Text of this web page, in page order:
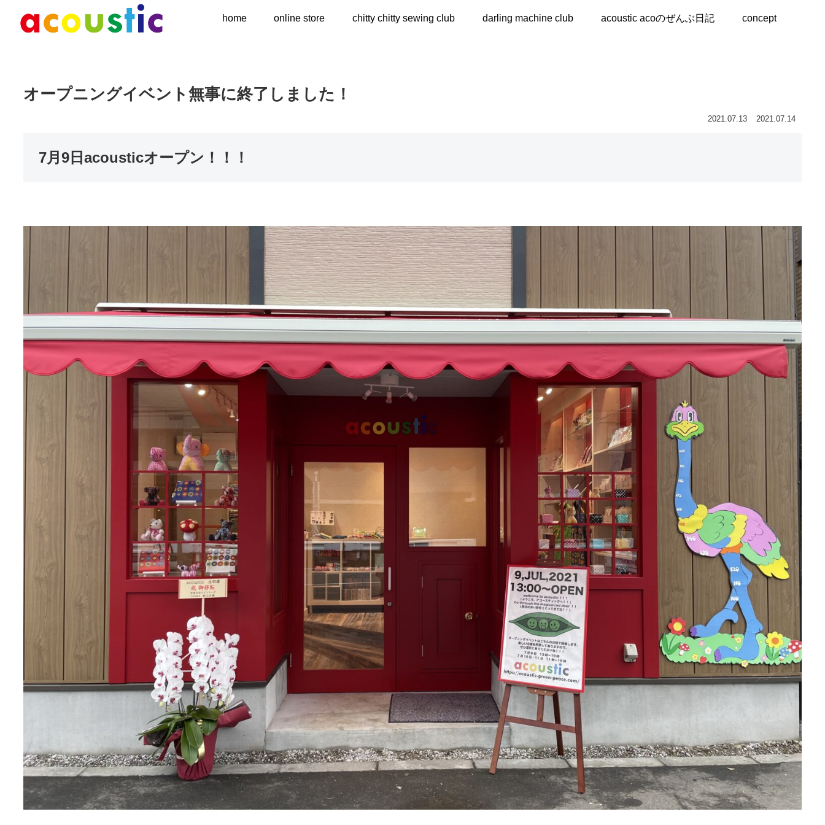
home online store chitty chitty sewing club darling machine club acoustic acoのぜんぶ日記 concept
オープニングイベント無事に終了しました！
2021.07.13 2021.07.14
7月9日acousticオープン！！！